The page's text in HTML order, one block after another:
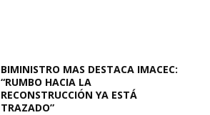
BIMINISTRO MAS DESTACA IMACEC:
“RUMBO HACIA LA
RECONSTRUCCIÓN YA ESTÁ
TRAZADO”